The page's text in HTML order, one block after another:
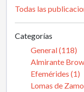
Todas las
Categorías
General (118)
Almirante
Efemérides (1)
Lomas de